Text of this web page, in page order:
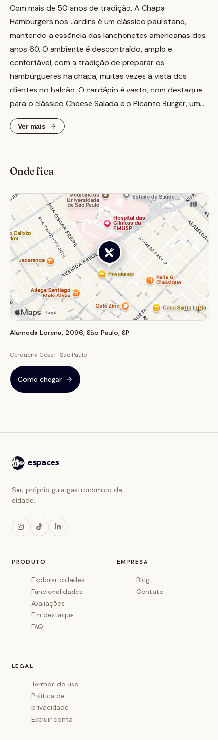
Com mais de 50 anos de tradição, A Chapa
Hamburgers nos Jardins é um clássico paulistano,
mantendo a essência das lanchonetes americanas dos
anos 60. O ambiente é descontraído, amplo e
confortável, com a tradição de preparar os
hambúrgueres na chapa, muitas vezes à vista dos
clientes no balcão. O cardápio é vasto, com destaque
para o clássico Cheese Salada e o Picanto Burger, uma
opção vegetariana com tofú e pimentas jalapeños.
Além dos hambúrgueres, a casa oferece café da manhã
casual, um lanche rápido ou até mesmo um café da
Ver mais
Onde fica
Alameda Lorena, 2096, São Paulo, SP
Cerqueira César · São Paulo
Como chegar
Seu próprio guia gastronômico da
cidade.
PRODUTO
Explorar cidades
Funcionalidades
Avaliações
Em destaque
FAQ
EMPRESA
Blog
Contato
LEGAL
Termos de uso
Política de
privacidade
Excluir conta